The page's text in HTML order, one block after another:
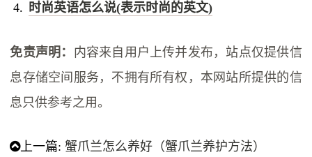
时尚英语怎么说(表示时尚的英文)
免责声明： 内容来自用户上传并发布，站点仅提供信
息存储空间服务，不拥有所有权，本网站所提供的信
息只供参考之用。
上一篇:蟹爪兰怎么养好（蟹爪兰养护方法）